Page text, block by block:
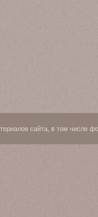
сайта, в том числе